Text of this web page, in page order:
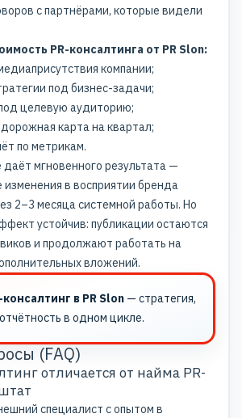
с партнёрами, которые видели
PR-консалтинга от PR Slon:
компании;
под бизнес-задачи;
целевую аудиторию;
карта на квартал;
по метрикам.
даёт мгновенного результата —
в восприятии бренда
2–3 месяца системной работы. Но
устойчив: публикации остаются
и продолжают работать на
вложений.
в PR Slon— стратегия,
в одном цикле.
(FAQ)
отличается от найма PR-
специалист с опытом в